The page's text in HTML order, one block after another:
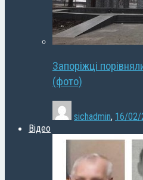
Запоріжці
(фото)
sichadmin, 16/02/
Відео